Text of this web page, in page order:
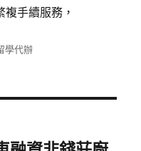
手續服務，
學代辦